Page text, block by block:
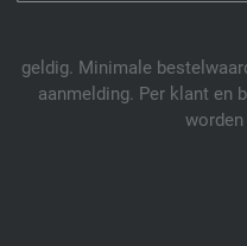
geldig. Minimale
aanmelding. Per klant en